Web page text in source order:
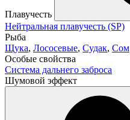
Плавучесть
Нейтральная плавучесть (SP)
Рыба
Щука, Лососевые, Судак, Сом
Особые свойства
Система дальнего заброса
Шумовой эффект